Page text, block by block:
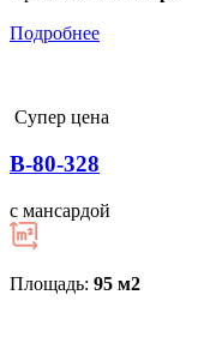
Подробнее
Супер цена
В-80-328
с мансардой
Площадь: 95 м2